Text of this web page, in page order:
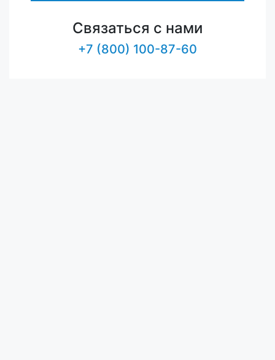
Связаться с нами
+7 (800) 100-87-60